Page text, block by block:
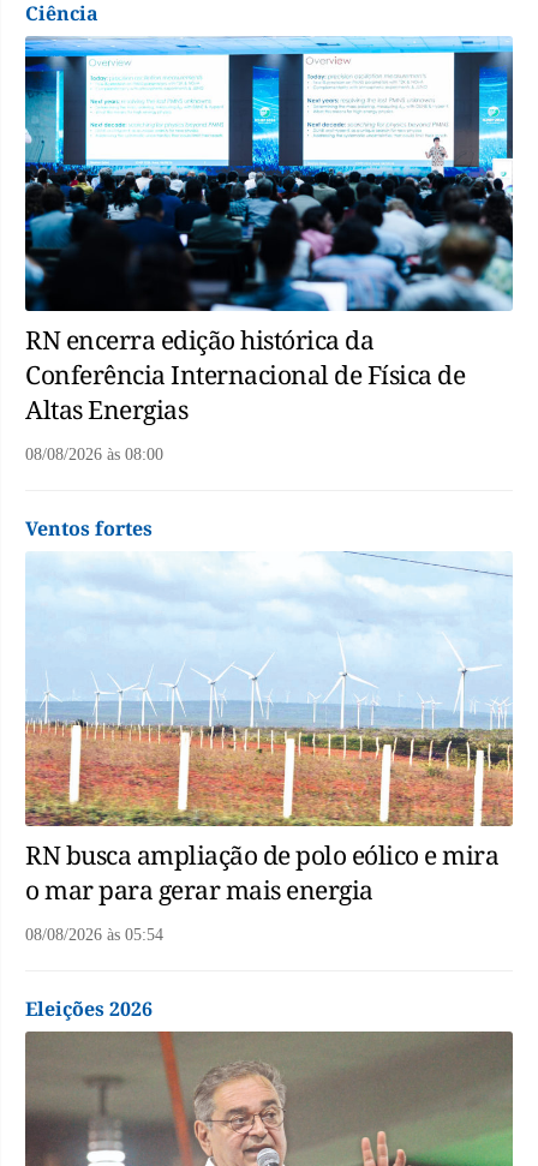
Ciência
RN encerra edição histórica da
Conferência Internacional de Física de
Altas Energias
08/08/2026 às 08:00
Ventos fortes
RN busca ampliação de polo eólico e mira
o mar para gerar mais energia
08/08/2026 às 05:54
Eleições 2026